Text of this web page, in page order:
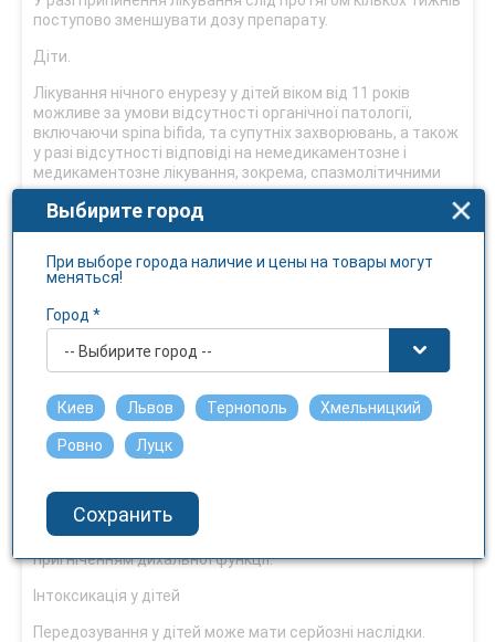
поступово зменшувати дозу препарату.
Діти.
Лікування нічного енурезу у дітей віком від 11 років
можливе за умови відсутності органічної патології,
включаючи spina bifida, та супутніх захворювань, а також
у разі відсутності відповіді на немедикаментозне і
медикаментозне лікування, зокрема, спазмолітичними
препаратами та препаратами вазопресину.
Цей лікарський засіб повинен призначати лише лікар,
Передозування
Симптоми
Симптоматика може з’явитися поволі і замасковано,
спостерігається сонливість або ж збудження та
галюцинації.
Антихолінергічні симптоми проявляються мідріазом,
та пригніченням моторики кишечнику. Можливі судоми,
пропасниця, раптовий розвиток пригнічення ЦНС.
Зниження свідомості прогресує до стану коми із
пригніченням дихальної функції.
Інтоксикація у дітей
Передозування у дітей може мати серйозні наслідки.
Выбирите город
При выборе города наличие и цены на товары могут
меняться!
Город *
-- Выбирите город --
Киев Львов Тернополь Хмельницкий
Ровно Луцк
Сохранить